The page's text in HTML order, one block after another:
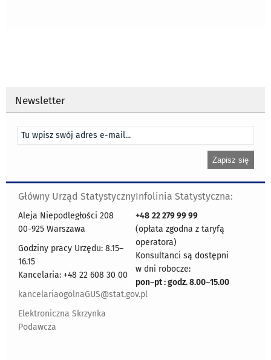
Newsletter
Główny Urząd Statystyczny
Aleja Niepodległości 208
00-925 Warszawa
Godziny pracy Urzędu: 8.15–
16.15
Kancelaria: +48 22 608 30 00
kancelariaogolnaGUS@stat.gov.pl
Elektroniczna Skrzynka
Podawcza
Infolinia Statystyczna:
+48 22 279 99 99
(opłata zgodna z taryfą
operatora)
Konsultanci są dostępni
w dni robocze:
pon–pt : godz. 8.00–15.00